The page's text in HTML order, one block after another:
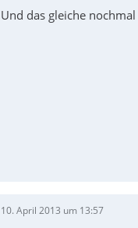
Und das gleiche
10. April 2013 um 13:57